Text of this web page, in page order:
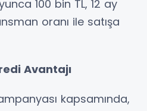
100 bin TL, 12 ay
oranı ile satışa
Avantajı
kapsamında,